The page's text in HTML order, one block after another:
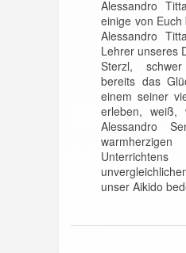
Alessandro
einige von
Alessandro
Lehrer unseres
Sterzl,
bereits das
einem seiner
erleben, weiß,
Alessandro
unser Aikido